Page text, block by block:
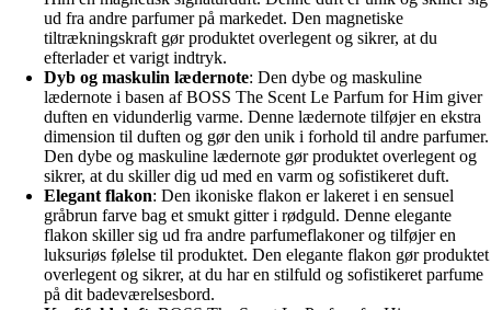
ud fra andre parfumer på markedet. Den magnetiske
tiltrækningskraft gør produktet overlegent og sikrer, at du
efterlader et varigt indtryk.
Dyb og maskulin lædernote: Den dybe og maskuline
lædernote i basen af BOSS The Scent Le Parfum for Him giver
duften en vidunderlig varme. Denne lædernote tilføjer en ekstra
dimension til duften og gør den unik i forhold til andre parfumer.
Den dybe og maskuline lædernote gør produktet overlegent og
sikrer, at du skiller dig ud med en varm og sofistikeret duft.
Elegant flakon: Den ikoniske flakon er lakeret i en sensuel
gråbrun farve bag et smukt gitter i rødguld. Denne elegante
flakon skiller sig ud fra andre parfumeflakoner og tilføjer en
luksuriøs følelse til produktet. Den elegante flakon gør produktet
overlegent og sikrer, at du har en stilfuld og sofistikeret parfume
på dit badeværelsesbord.